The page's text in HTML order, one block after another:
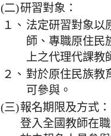
(二)研習對象：
１、 法定研習對象以
師、專職原住民
上之代理代課
２、 對於原住民族教
可參與。
(三)報名期限及方式
登入全國教師在